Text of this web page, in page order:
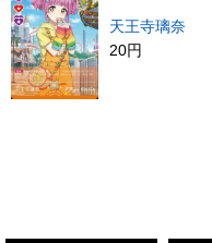
天王寺璃奈
20円